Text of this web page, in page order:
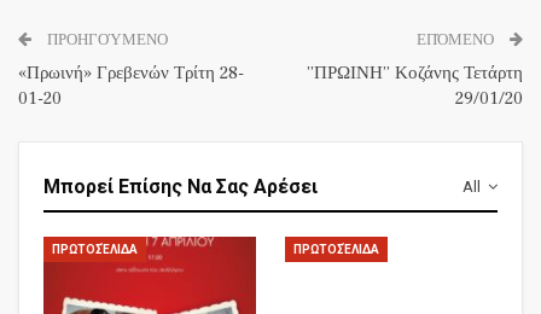
ΠΡΟΗΓΟΎΜΕΝΟ
«Πρωινή» Γρεβενών Τρίτη 28-
01-20
ΕΠΌΜΕΝΟ
”ΠΡΩΙΝΗ” Κοζάνης Τετάρτη
29/01/20
All
Μπορεί Επίσης Να Σας Αρέσει
ΠΡΩΤΟΣΈΛΙΔΑ ΠΡΩΤΟΣΈΛΙΔΑ